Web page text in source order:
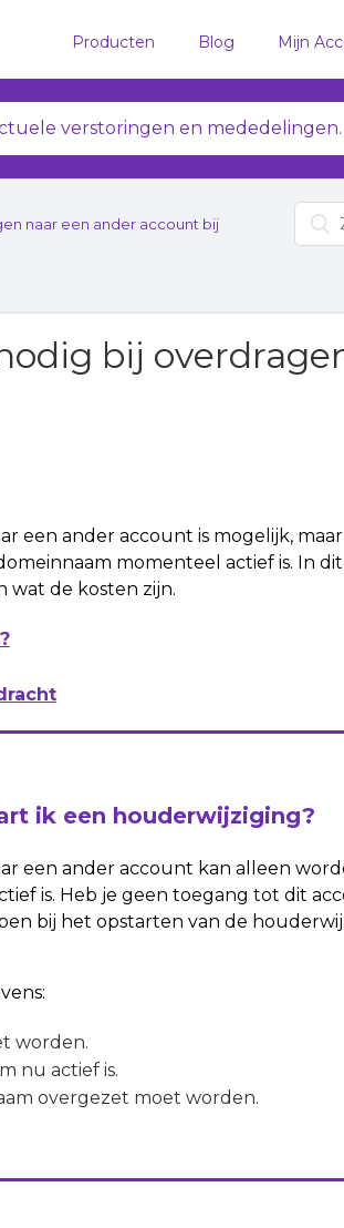
Producten Blog Mijn
verstoringen en mededelingen.
naar een ander account bij
bij
een ander account is mogelijk,
momenteel actief is. In
wat de kosten zijn.
ik een houderwijziging?
een ander account kan alleen
is. Heb je geen toegang tot dit
bij het opstarten van de
worden.
nu actief is.
overgezet moet worden.